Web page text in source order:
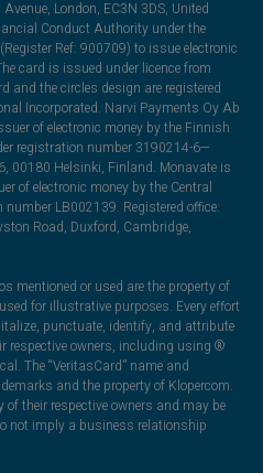
London, EC3N 3DS, United
Conduct Authority under the
Ref: 900709) to issue electronic
card is issued under licence from
and the circles design are registered
Incorporated. Narvi Payments Oy Ab
of electronic money by the Finnish
registration number 3190214-6—
00180 Helsinki, Finland. Monavate is
of electronic money by the Central
LB002139. Registered office:
Road, Duxford, Cambridge,
mentioned or used are the property of
for illustrative purposes. Every effort
punctuate, identify, and attribute
respective owners, including using ®
The “VeritasCard” name and
and the property of Klopercom.
their respective owners and may be
not imply a business relationship